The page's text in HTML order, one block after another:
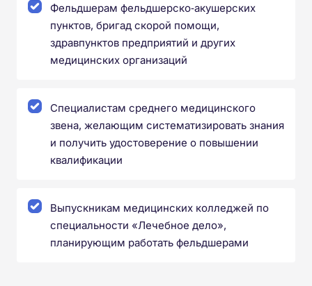
Фельдшерам фельдшерско‑акушерских
пунктов, бригад скорой помощи,
здравпунктов предприятий и других
медицинских организаций
Специалистам среднего медицинского
звена, желающим систематизировать знания
и получить удостоверение о повышении
квалификации
Выпускникам медицинских колледжей по
специальности «Лечебное дело»,
планирующим работать фельдшерами